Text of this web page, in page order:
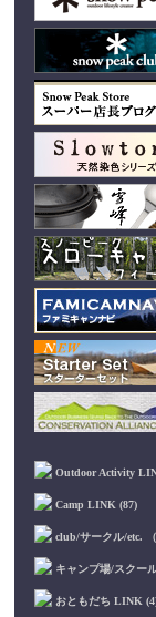
Outdoor Activity
Camp LINK (87)
club/サークル/etc. （
キャンプ場/スクー
おともだち LINK